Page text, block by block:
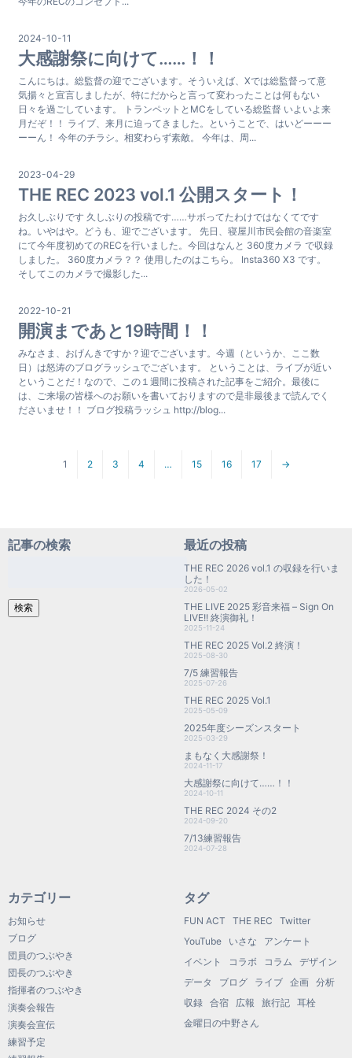
2024-10-11
大感謝祭に向けて……！！
こんにちは。総監督の迎でございます。そういえば、Xでは総監督って意
気揚々と宣言しましたが、特にだからと言って変わったことは何もない
日々を過ごしています。 トランペットとMCをしている総監督 いよいよ来
月だぞ！！ ライブ、来月に迫ってきました。ということで、はいどーーー
ーーん！ 今年のチラシ。相変わらず素敵。 今年は、周...
2023-04-29
THE REC 2023 vol.1 公開スタート！
お久しぶりです 久しぶりの投稿です……サボってたわけではなくてです
ね。いやはや。どうも、迎でございます。 先日、寝屋川市民会館の音楽室
にて今年度初めてのRECを行いました。今回はなんと 360度カメラ で収録
しました。 360度カメラ？？ 使用したのはこちら。 Insta360 X3 です。
そしてこのカメラで撮影した...
2022-10-21
開演まであと19時間！！
みなさま、おげんきですか？迎でございます。今週（というか、ここ数
日）は怒涛のブログラッシュでございます。 ということは、ライブが近い
ということだ！なので、この１週間に投稿された記事をご紹介。最後に
は、ご来場の皆様へのお願いを書いておりますので是非最後まで読んでく
ださいませ！！ ブログ投稿ラッシュ http://blog...
1 2 3 4 … 15 16 17 →
記事の検索
検索
最近の投稿
THE REC 2026 vol.1 の収録を行いま
した！
2026-05-02
THE LIVE 2025 彩音来福 – Sign On
LIVE!! 終演御礼！
2025-11-24
THE REC 2025 Vol.2 終演！
2025-08-30
7/5 練習報告
2025-07-26
THE REC 2025 Vol.1
2025-05-09
2025年度シーズンスタート
2025-03-29
まもなく大感謝祭！
2024-11-17
大感謝祭に向けて……！！
2024-10-11
THE REC 2024 その2
2024-09-20
7/13練習報告
2024-07-28
カテゴリー
お知らせ
ブログ
団員のつぶやき
団長のつぶやき
指揮者のつぶやき
演奏会報告
演奏会宣伝
練習予定
タグ
FUN ACT THE REC
Twitter
YouTube
いさな
アンケート
イベント
コラボ コラム
デザイン
データ
ブログ ライブ 企画
分析
収録
合宿 広報 旅行記
耳栓
金曜日の中野さん